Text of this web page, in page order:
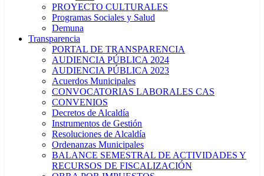
PROYECTO CULTURALES
Programas Sociales y Salud
Demuna
Transparencia
PORTAL DE TRANSPARENCIA
AUDIENCIA PÚBLICA 2024
AUDIENCIA PÚBLICA 2023
Acuerdos Municipales
CONVOCATORIAS LABORALES CAS
CONVENIOS
Decretos de Alcaldía
Instrumentos de Gestión
Resoluciones de Alcaldía
Ordenanzas Municipales
BALANCE SEMESTRAL DE ACTIVIDADES Y
RECURSOS DE FISCALIZACIÓN